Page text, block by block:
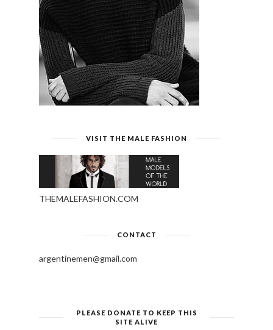
VISIT THE MALE FASHION
THEMALEFASHION.COM
CONTACT
argentinemen@gmail.com
PLEASE DONATE TO KEEP THIS
SITE ALIVE